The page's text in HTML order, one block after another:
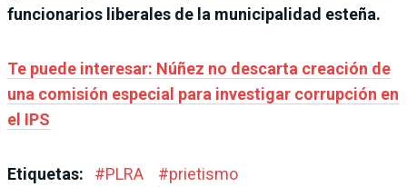
funcionarios liberales de la municipalidad esteña.
Te puede interesar: Núñez no descarta creación de
una comisión especial para investigar corrupción en
el IPS
Etiquetas: #PLRA #prietismo